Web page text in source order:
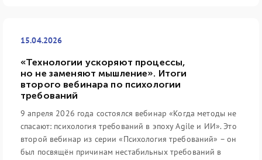
15.04.2026
«Технологии ускоряют процессы,
но не заменяют мышление». Итоги
второго вебинара по психологии
требований
9 апреля 2026 года состоялся вебинар «Когда методы не
спасают: психология требований в эпоху Agile и ИИ». Это
второй вебинар из серии «Психология требований» – он
был посвящён причинам нестабильных требований в